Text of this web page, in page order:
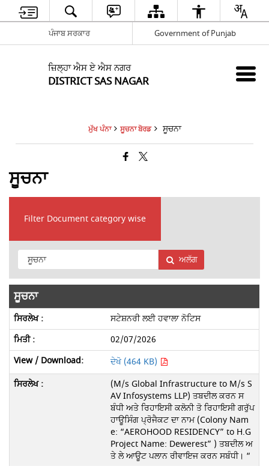
ਪੰਜਾਬ ਸਰਕਾਰ Government of Punjab
ਜ਼ਿਲ੍ਹਾ ਐਸ ਏ ਐਸ ਨਗਰ
DISTRICT SAS NAGAR
ਮੁੱਖ ਪੰਨਾ ਸੂਚਨਾ ਬੋਰਡ ਸੂਚਨਾ
ਸੂਚਨਾ
Filter Document category wise
ਅਲੱਗ
ਸੂਚਨਾ
ਸਟੇਸ਼ਨਰੀ ਲਈ ਹਵਾਲਾ ਨੋਟਿਸ
02/07/2026
ਦੇਖੋ (464 KB)
(M/s Global Infrastructure to M/s S
AV Infosystems LLP) ਤਬਦੀਲ ਕਰਨ ਸ
ਬੰਧੀ ਅਤੇ ਰਿਹਾਇਸੀ ਕਲੋਨੀ ਤੋ ਰਿਹਾਇਸੀ ਗਰੁੱਪ
ਹਾਊਸਿੰਗ ਪ੍ਰੋਜੈਕਟ ਦਾ ਨਾਮ (Colony Nam
e: “AEROHOOD RESIDENCY” to H.G
Project Name: Dewerest” ) ਤਬਦੀਲ ਅ
ਤੇ ਲੇ ਆਊਟ ਪਲਾਨ ਰੀਵਾਇਜ ਕਰਨ ਸਬੰਧੀ। “